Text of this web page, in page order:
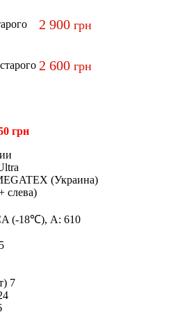
2 900 грн
2 600 грн
грн
(Украина)
слева)
(-18℃), А: 610
7